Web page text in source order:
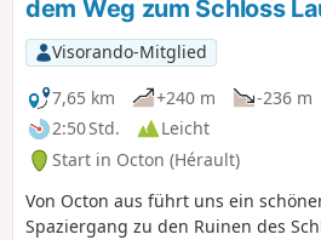
serpeninenartigen Pfad hinabsteigt.
dem Weg zum Schloss
Visorando-Mitglied
7,65 km
+240 m
-236 m
2:50 Std.
Leicht
Start in Octon (Hérault)
Von Octon aus führt uns ein
Spaziergang zu den Ruinen des